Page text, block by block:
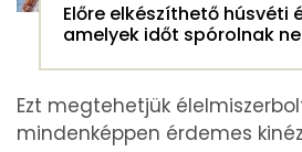
Előre elkészíthető húsvéti
amelyek időt spórolnak
Ezt megtehetjük
mindenképpen érdemes